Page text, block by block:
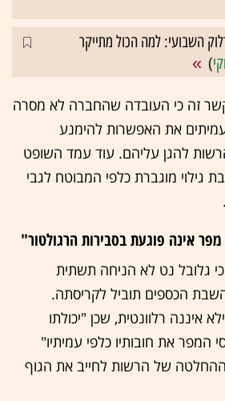
השבועי: למה הכול מתייקר
)
זה כי העובדה שהחברה לא מסרה
את האפשרות להימנע
להגן עליהם. עוד עמד השופט
גילוי מוגברת כלפי המבוטח לגבי
אינה פוגעת בסבירות הרגולטור"
גלובל נט לא הניחה תשתית
הכספים תוביל לקריסתה.
איננה רלוונטית, שכן "יכולתו
המפר את חובותיו כלפי עמיתיו"
ההחלטה של הרשות לחייב את הגוף